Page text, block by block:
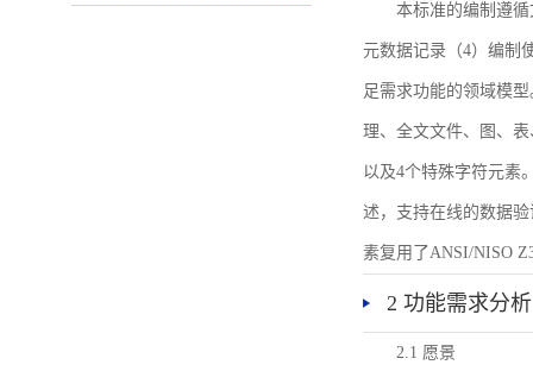
本标准的编制遵
元数据记录（4）编制
足需求功能的领域模
理、全文文件、图、
以及4个特殊字符元素
述，支持在线的数据
素复用了ANSI/NISO
2 功能需求分析
2.1 愿景